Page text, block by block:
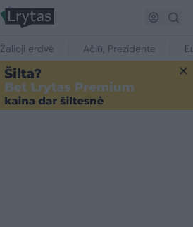
Žalioji erdvė Ačiū, Prezidente